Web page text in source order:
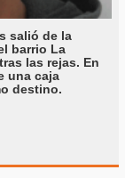
salió de la
barrio La
las rejas. En
una caja
destino.